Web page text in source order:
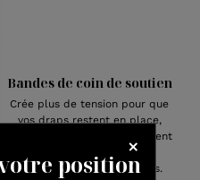
position
Bandes de coin de soutien
Crée plus de tension pour que
vos draps restent en place,
assurant le meilleur ajustement
pour toute taille ou
configueuration de matelas.